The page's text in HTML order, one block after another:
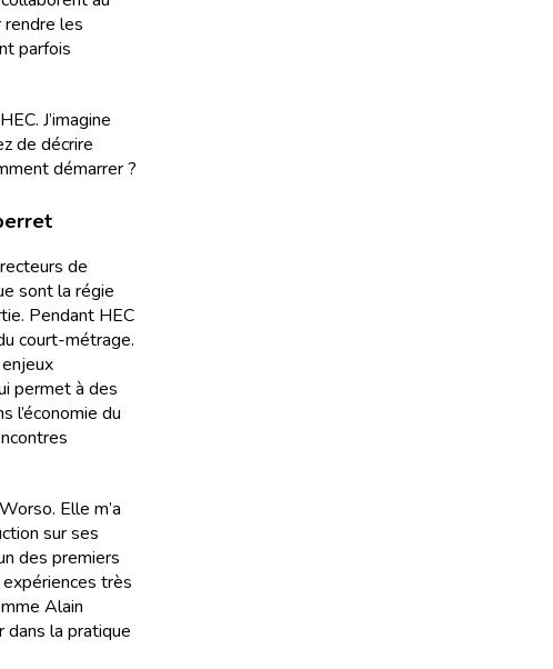
rendre les
parfois
J’imagine
de décrire
démarrer ?
de
sont la régie
Pendant HEC
court-métrage.
permet à des
l’économie du
Elle m’a
sur ses
des premiers
très
Alain
dans la pratique